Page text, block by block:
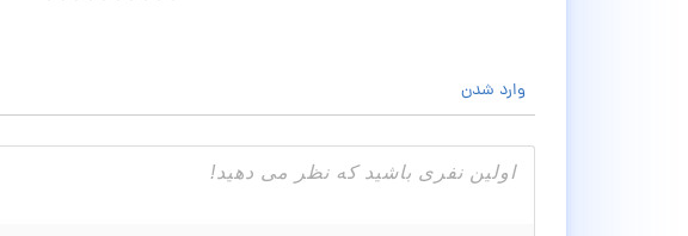
وارد شدن